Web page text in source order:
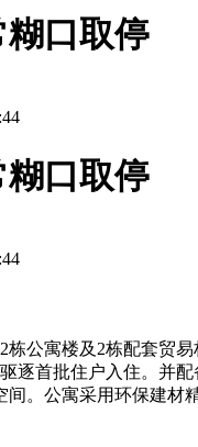
口取停
口取停
寓楼及2栋配套贸易
逐首批住户入住。并
。公寓采用环保建材